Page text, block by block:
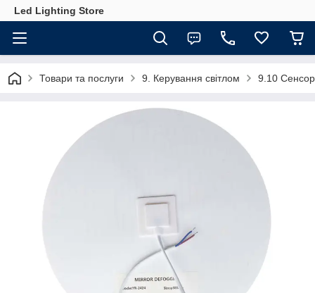
Led Lighting Store
Товари та послуги 9. Керування світлом 9.10